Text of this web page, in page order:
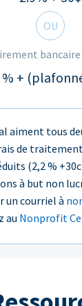
OU
bancaire
% +
aiment tous
de
(2,2 %
à but non
un courriel à
au Nonprofit